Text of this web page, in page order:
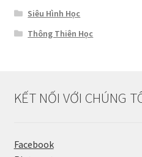
Siêu Hình Học
Thông Thiên Học
KẾT NỐI VỚI CHÚNG
Facebook